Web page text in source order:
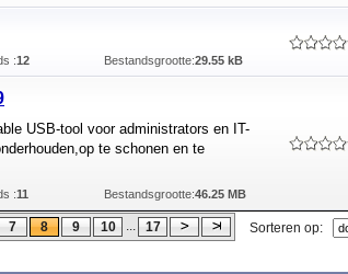
:12 Bestandsgrootte:29.55 kB
USB-tool voor administrators en IT-
te schonen en te
:11 Bestandsgrootte:46.25 MB
7 8 9 10 ... 17 Sorteren op: